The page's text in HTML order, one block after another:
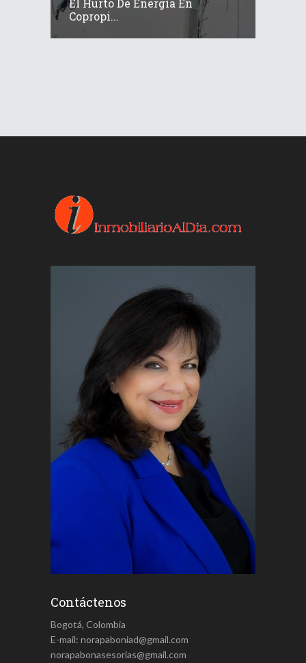
El Hurto De Energía En
Copropi...
Contáctenos
Bogotá, Colombia
E-mail: norapaboniad@gmail.com
norapabonasesorias@gmail.com